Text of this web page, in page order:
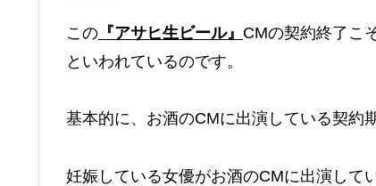
この 『アサヒ生ビール』 CMの契約終了こ
といわれているのです。
基本的に、お酒のCMに出演している契約
妊娠している女優がお酒のCMに出演して